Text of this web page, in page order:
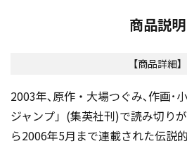
商品説明
【商品詳細】
2003年､原作・大場つぐみ､作画･
ジャンプ」(集英社刊)で読み切り
ら2006年5月まで連載された伝説